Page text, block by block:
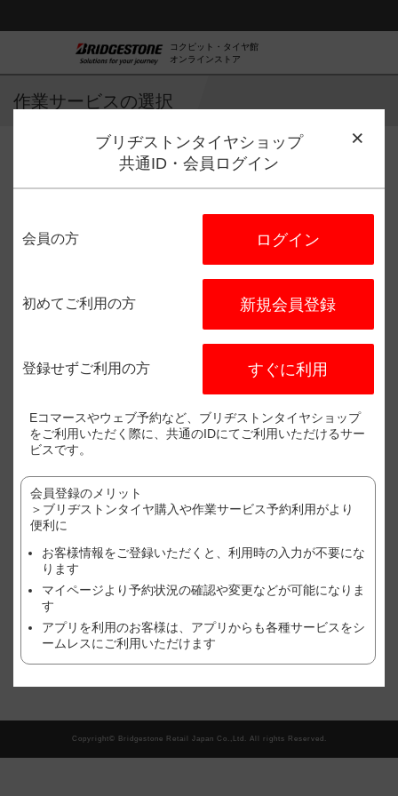
コクピット・タイヤ館
オンラインストア
作業サービスの選択
〒252-0331 神奈川県相
※表示価格はあくまで目安となります。
※店別、車種、サイズ別に価格が異なります。
など）により、価格が変わる場合がございますので、予めご了承くだ
さい。
※作業店舗以外で購入されたタイヤの場合は、作業料金が異なる場合
がございます。詳しくは、店舗にてご確認ください。
合がございます。詳しくは、店舗にてご確認ください。
現在、この店舗では順番待ち予約を受け付けておりません。
翌日以降の予約をご希望の方はこちら
ブリヂストンタイヤショップ
共通ID・会員ログイン
会員の方 ログイン
初めてご利用の方 新規会員登録
登録せずご利用の方 すぐに利用
Eコマースやウェブ予約など、ブリヂストンタイヤショップ
をご利用いただく際に、共通のIDにてご利用いただけるサー
ビスです。
会員登録のメリット
＞ブリヂストンタイヤ購入や作業サービス予約利用がより
便利に
お客様情報をご登録いただくと、利用時の入力が不要にな
ります
マイページより予約状況の確認や変更などが可能になりま
す
アプリを利用のお客様は、アプリからも各種サービスをシ
ームレスにご利用いただけます
Copyright© Bridgestone Retail Japan Co.,Ltd. All rights Reserved.